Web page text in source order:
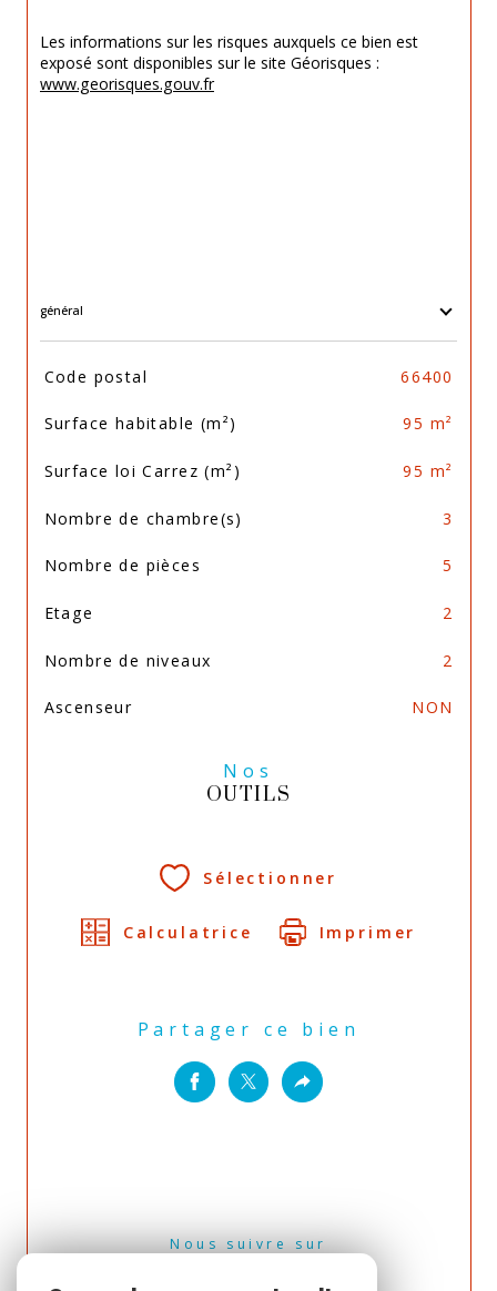
Les informations sur les risques auxquels ce bien est
exposé sont disponibles sur le site Géorisques :
www.georisques.gouv.fr
général
TRAD_SIROCCO_Caracteristique
Code postal 66400
Surface habitable (m²) 95 m²
Surface loi Carrez (m²) 95 m²
Nombre de chambre(s) 3
Nombre de pièces 5
Etage 2
Nombre de niveaux 2
Ascenseur NON
Nos
OUTILS
Sélectionner
Calculatrice Imprimer
Partager ce bien
Nous suivre sur